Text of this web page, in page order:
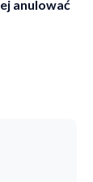
anulować